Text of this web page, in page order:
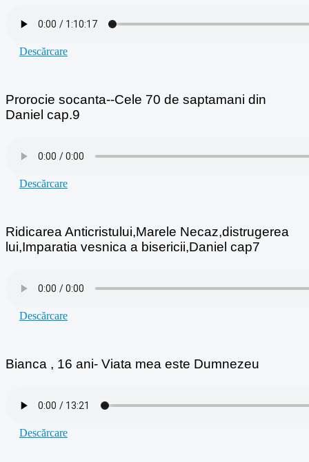
Descărcare
Prorocie socanta--Cele 70 de saptamani din
Daniel cap.9
Descărcare
Ridicarea Anticristului,Marele Necaz,distrugerea
lui,Imparatia vesnica a bisericii,Daniel cap7
Descărcare
Bianca , 16 ani- Viata mea este Dumnezeu
Descărcare